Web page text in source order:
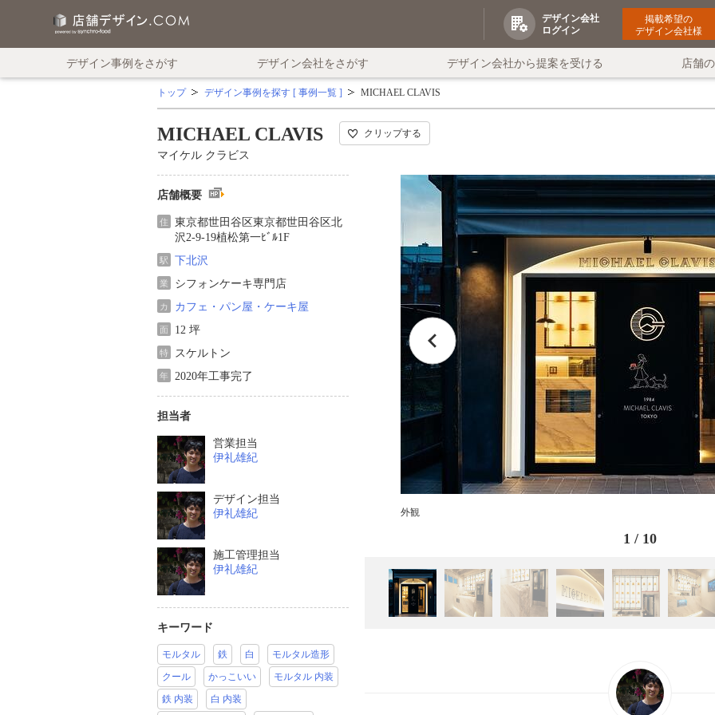
デザイン会社
ログイン
掲載希望の
デザイン会社様
デザイン事例をさがす デザイン会社をさがす デザイン会社から提案を受ける 店舗
トップ デザイン事例を探す [ 事例一覧 ] MICHAEL CLAVIS
MICHAEL CLAVIS
マイケル クラビス
クリップする
店舗概要
住
東京都世田谷区東京都世田谷区北
沢2-9-19植松第一ﾋﾞﾙ1F
駅 下北沢
業 シフォンケーキ専門店
カ カフェ・パン屋・ケーキ屋
面 12 坪
特 スケルトン
年 2020年工事完了
担当者
営業担当
伊礼雄紀
デザイン担当
伊礼雄紀
施工管理担当
伊礼雄紀
キーワード
モルタル 鉄 白
モルタル造形
クール
かっこいい
モルタル 内装
鉄 内装
白 内装
外観
1 / 10